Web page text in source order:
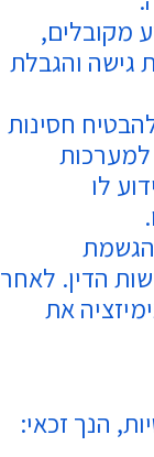
מקובלים,
גישה והגבלת
חסינות
לו
הדין. לאחר
את